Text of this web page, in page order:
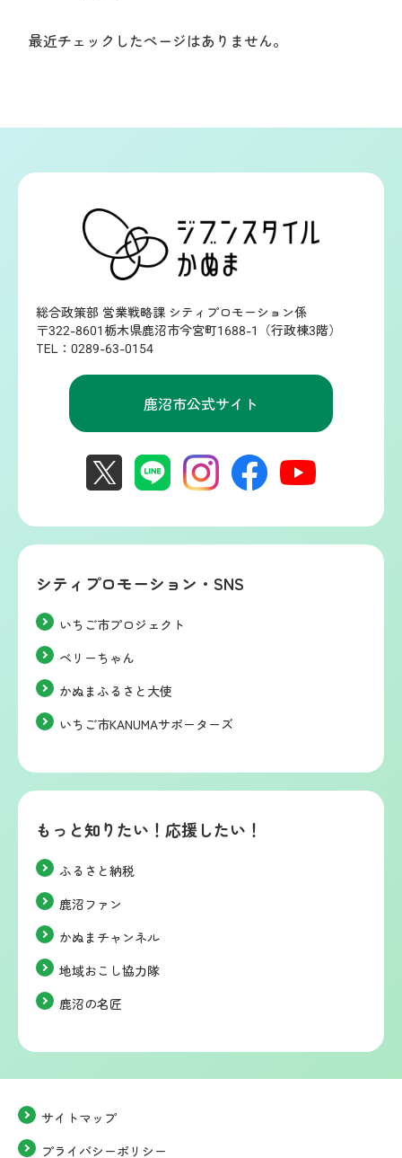
最近チェックしたページはありません。
総合政策部 営業戦略課 シティプロモーション係
〒322-8601栃木県鹿沼市今宮町1688-1（行政棟3階）
TEL：0289-63-0154
鹿沼市公式サイト
シティプロモーション・SNS
いちご市プロジェクト
ベリーちゃん
かぬまふるさと大使
いちご市KANUMAサポーターズ
もっと知りたい！応援したい！
ふるさと納税
鹿沼ファン
かぬまチャンネル
地域おこし協力隊
鹿沼の名匠
サイトマップ
プライバシーポリシー